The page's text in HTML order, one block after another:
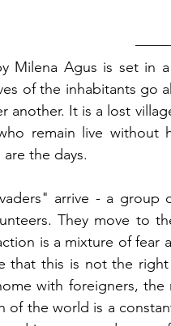
Milena Agus is set in a
of the inhabitants go
another. It is a lost
remain live without
the days.
arrive - a group
They move to
is a mixture of
that this is not the
with foreigners,
of the world is a